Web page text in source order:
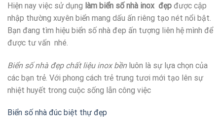
Hiện nay việc sử dụng làm biển số nhà inox đẹp được cập
nhập thường xuyên biển mang dấu ấn riêng tạo nét nổi bật.
Bạn đang tìm hiệu biển số nhà đep ấn tượng liên hệ mình để
được tư vấn nhé.
Biển số nhà đẹp chất liệu inox bềnluôn là sự lựa chọn của
các bạn trẻ. Với phong cách trẻ trung tươi mới tạo lên sự
nhiệt huyết trong cuộc sống lẫn công việc
Biển số nhà đúc biệt thự đẹp